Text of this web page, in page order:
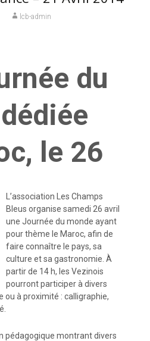
lcb-admin
du
le 26
L’association Les Champs
Bleus organise samedi 26 avril
une Journée du monde ayant
pour thème le Maroc, afin de
faire connaître le pays, sa
culture et sa gastronomie. À
partir de 14 h, les Vezinois
pourront participer à divers
ou à proximité : calligraphie,
pédagogique montrant divers